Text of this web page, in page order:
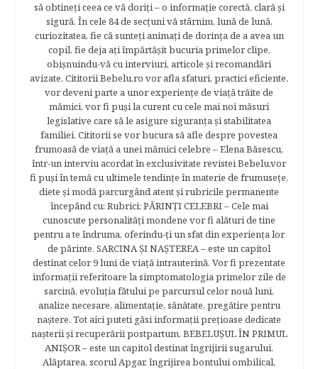
să obtineţi ceea ce vă doriţi – o informaţie corectă, clară şi
sigură. În cele 84 de secțuni vă stârnim, lună de lună,
curiozitatea, fie că sunteţi animaţi de dorinţa de a avea un
copil, fie deja aţi împărtăşit bucuria primelor clipe,
obişnuindu-vă cu interviuri, articole şi recomandări
avizate. Cititorii Bebelu.ro vor afla sfaturi, practici eficiente,
vor deveni parte a unor experienţe de viaţă trăite de
mămici, vor fi puşi la curent cu cele mai noi măsuri
legislative care să le asigure siguranţa şi stabilitatea
familiei. Cititorii se vor bucura să afle despre povestea
frumoasă de viață a unei mămici celebre – Elena Băsescu,
într-un interviu acordat în exclusivitate revistei Bebelu,vor
fi puşi în temă cu ultimele tendinţe în materie de frumuseţe,
diete şi modă parcurgând atent şi rubricile permanente
începând cu: Rubrici: PĂRINŢI CELEBRI – Cele mai
cunoscute personalităţi mondene vor fi alături de tine
pentru a te îndruma, oferindu-ţi un sfat din experienţa lor
de părinte. SARCINA ŞI NAŞTEREA – este un capitol
destinat celor 9 luni de viaţă intrauterină. Vor fi prezentate
informaţii referitoare la simptomatologia primelor zile de
sarcină, evoluţia fătului pe parcursul celor nouă luni,
analize necesare, alimentaţie, sănătate, pregătire pentru
naştere. Tot aici puteti găsi informaţii preţioase dedicate
naşterii şi recuperării postpartum. BEBELUŞUL ÎN PRIMUL
ANIŞOR – este un capitol destinat îngrijirii sugarului.
Alăptarea, scorul Apgar, îngrijirea bontului ombilical,